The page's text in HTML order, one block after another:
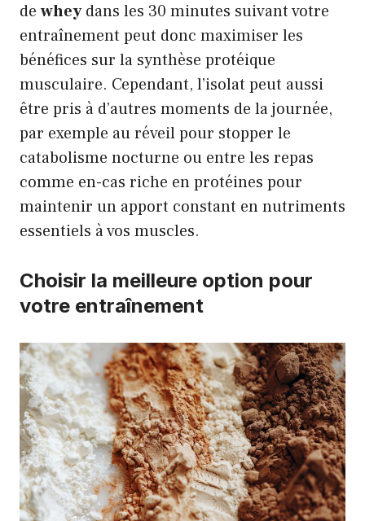
de wheydans les 30 minutes suivant votre
entraînement peut donc maximiser les
bénéfices sur la synthèse protéique
musculaire. Cependant, l’isolat peut aussi
être pris à d’autres moments de la journée,
par exemple au réveil pour stopper le
catabolisme nocturne ou entre les repas
comme en-cas riche en protéines pour
maintenir un apport constant en nutriments
essentiels à vos muscles.
Choisir la meilleure option pour
votre entraînement